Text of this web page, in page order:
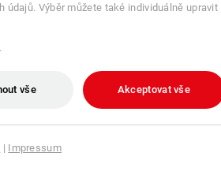
SALE -49%
Kalhoty s více kapsami e.s.ambition
údajů. Výběr můžete také individuálně upravit
.
vše Akceptovat vše
| Impressum